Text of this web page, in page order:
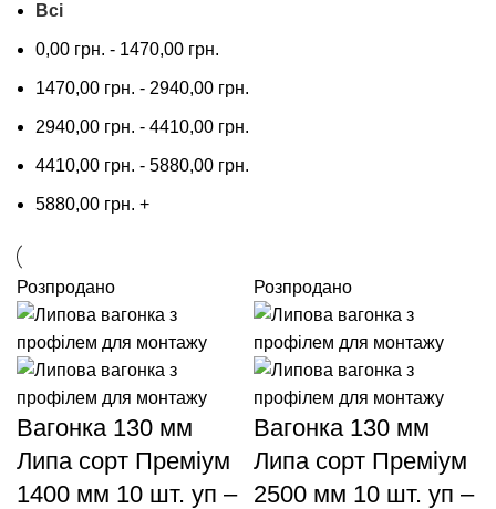
Всі
0,00 грн. - 1470,00 грн.
1470,00 грн. - 2940,00 грн.
2940,00 грн. - 4410,00 грн.
4410,00 грн. - 5880,00 грн.
5880,00 грн. +
Розпродано
Вагонка 130 мм
Липа сорт Преміум
1400 мм 10 шт. уп –
Розпродано
Вагонка 130 мм
Липа сорт Преміум
2500 мм 10 шт. уп –